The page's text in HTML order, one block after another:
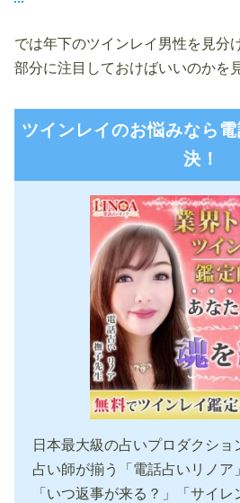
では年下のツインレイ男性を見分
部分に注目しておけばいいのかを
ツインレイのお悩みなら
決！
日本最大級の占いプロダクショ
占い師が揃う「電話占いリノア
「いつ返事が来る？」「サイ